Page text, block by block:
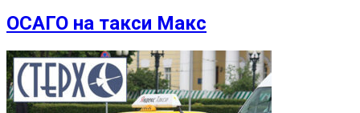
ОСАГО на такси Макс